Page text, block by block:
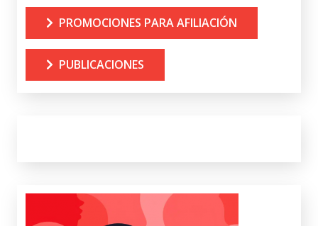
PROMOCIONES PARA AFILIACIÓN
PUBLICACIONES